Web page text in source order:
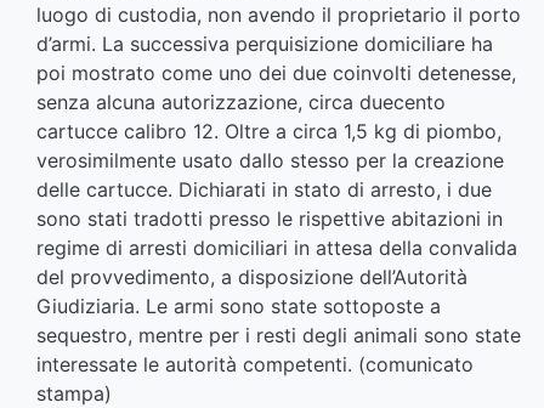
luogo di custodia, non avendo il proprietario il porto
d’armi. La successiva perquisizione domiciliare ha
poi mostrato come uno dei due coinvolti detenesse,
senza alcuna autorizzazione, circa duecento
cartucce calibro 12. Oltre a circa 1,5 kg di piombo,
verosimilmente usato dallo stesso per la creazione
delle cartucce. Dichiarati in stato di arresto, i due
sono stati tradotti presso le rispettive abitazioni in
regime di arresti domiciliari in attesa della convalida
del provvedimento, a disposizione dell’Autorità
Giudiziaria. Le armi sono state sottoposte a
sequestro, mentre per i resti degli animali sono state
interessate le autorità competenti. (comunicato
stampa)